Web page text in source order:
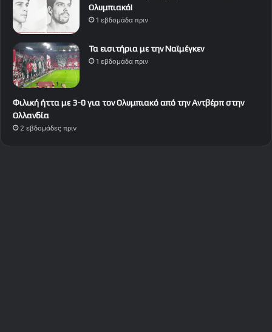
Ολυμπιακό!
1 εβδομάδα πριν
Τα εισιτήρια με την Ναϊμέγκεν
1 εβδομάδα πριν
Φιλική ήττα με 3-0 για τον Ολυμπιακό από την Αντβέρπ στην
Ολλανδία
2 εβδομάδες πριν